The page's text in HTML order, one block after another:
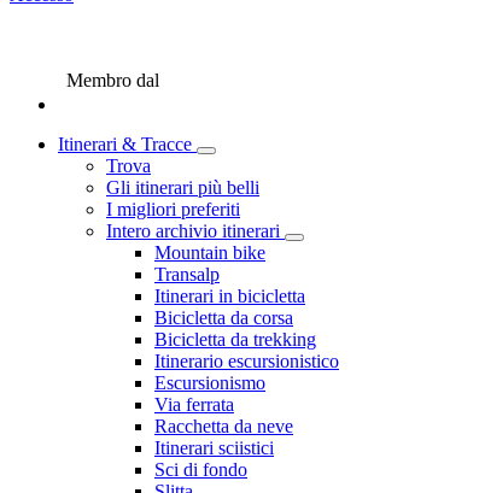
Membro dal
Itinerari & Tracce
Trova
Gli itinerari più belli
I migliori preferiti
Intero archivio itinerari
Mountain bike
Transalp
Itinerari in bicicletta
Bicicletta da corsa
Bicicletta da trekking
Itinerario escursionistico
Escursionismo
Via ferrata
Racchetta da neve
Itinerari sciistici
Sci di fondo